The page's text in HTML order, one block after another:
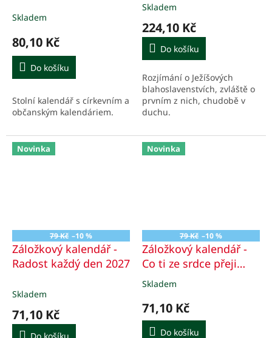
Skladem
80,10 Kč
Do košíku
Stolní kalendář s církevním a
občanským kalendáriem.
Průměrné
produktu
5,0
5
hvězdiček.
Skladem
224,10 Kč
Do košíku
Rozjímání o Ježíšových
blahoslavenstvích, zvláště o
prvním z nich, chudobě v
duchu.
Novinka
79 Kč –10 %
Záložkový kalendář -
Radost každý den 2027
Skladem
71,10 Kč
Novinka
79 Kč –10 %
Záložkový kalendář -
Co ti ze srdce přeji
2027
Průměrné
produktu
je
5,0
Skladem
71,10 Kč
Do košíku